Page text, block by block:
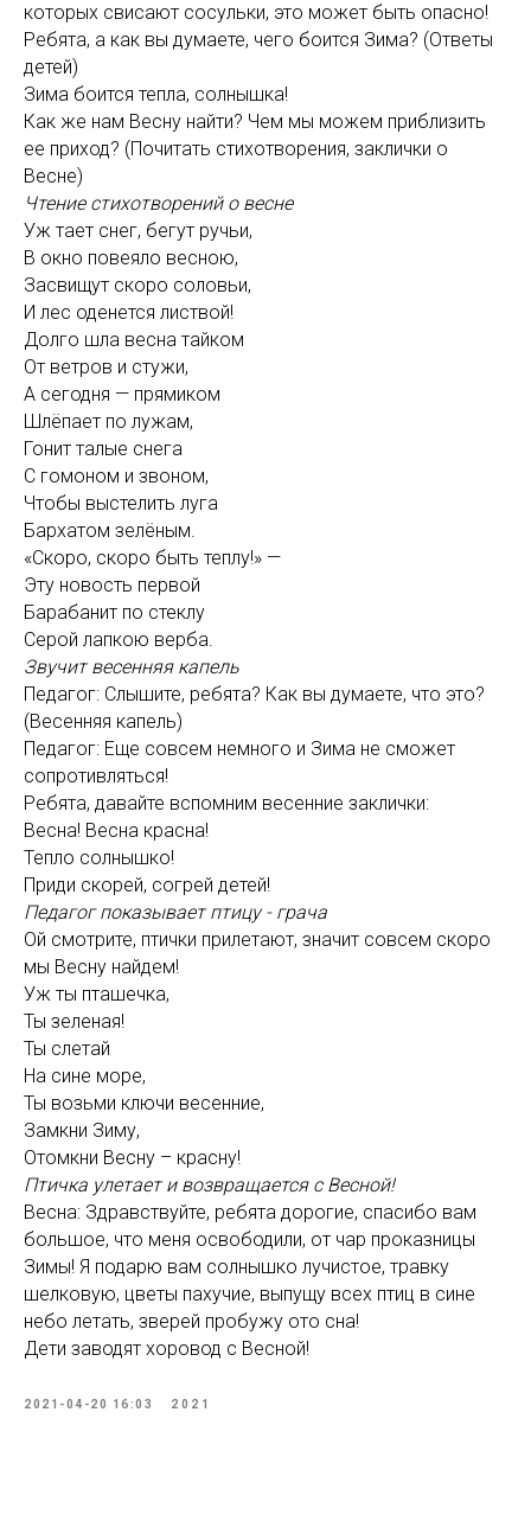
которых свисают сосульки, это может быть опасно!
Ребята, а как вы думаете, чего боится Зима? (Ответы
детей)
Зима боится тепла, солнышка!
Как же нам Весну найти? Чем мы можем приблизить
ее приход? (Почитать стихотворения, заклички о
Весне)
Чтение стихотворений о весне
Уж тает снег, бегут ручьи,
В окно повеяло весною,
Засвищут скоро соловьи,
И лес оденется листвой!
Долго шла весна тайком
От ветров и стужи,
А сегодня — прямиком
Шлёпает по лужам,
Гонит талые снега
С гомоном и звоном,
Чтобы выстелить луга
Бархатом зелёным.
«Скоро, скоро быть теплу!» —
Эту новость первой
Барабанит по стеклу
Серой лапкою верба.
Звучит весенняя капель
Педагог: Слышите, ребята? Как вы думаете, что это?
(Весенняя капель)
Педагог: Еще совсем немного и Зима не сможет
сопротивляться!
Ребята, давайте вспомним весенние заклички:
Весна! Весна красна!
Тепло солнышко!
Приди скорей, согрей детей!
Педагог показывает птицу - грача
Ой смотрите, птички прилетают, значит совсем скоро
мы Весну найдем!
Уж ты пташечка,
Ты зеленая!
Ты слетай
На сине море,
Ты возьми ключи весенние,
Замкни Зиму,
Отомкни Весну – красну!
Птичка улетает и возвращается с Весной!
Весна: Здравствуйте, ребята дорогие, спасибо вам
большое, что меня освободили, от чар проказницы
Зимы! Я подарю вам солнышко лучистое, травку
шелковую, цветы пахучие, выпущу всех птиц в сине
небо летать, зверей пробужу ото сна!
Дети заводят хоровод с Весной!
2021-04-20 16:03 2021